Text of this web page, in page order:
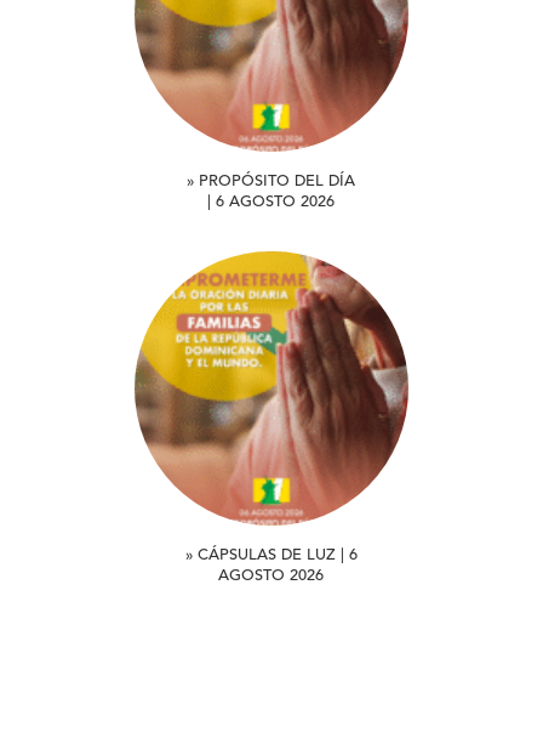
» PROPÓSITO DEL DÍA
| 6 AGOSTO 2026
» CÁPSULAS DE LUZ | 6
AGOSTO 2026